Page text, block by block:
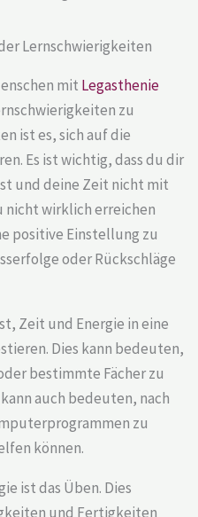
Lernschwierigkeiten
mit Legasthenie
zu
ist es, sich auf die
Es ist wichtig, dass du dir
und deine Zeit nicht mit
nicht wirklich erreichen
positive Einstellung zu
oder Rückschläge
Zeit und Energie in eine
Dies kann bedeuten,
bestimmte Fächer zu
auch bedeuten, nach
zu
können.
ist das Üben. Dies
und Fertigkeiten